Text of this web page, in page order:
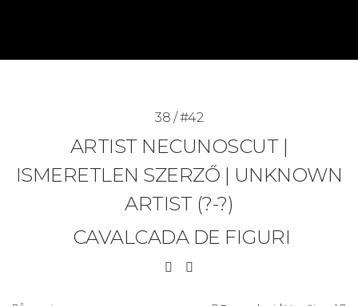
38 / #42
ARTIST NECUNOSCUT |
ISMERETLEN SZERZŐ | UNKNOWN
ARTIST (?-?)
CAVALCADA DE FIGURI